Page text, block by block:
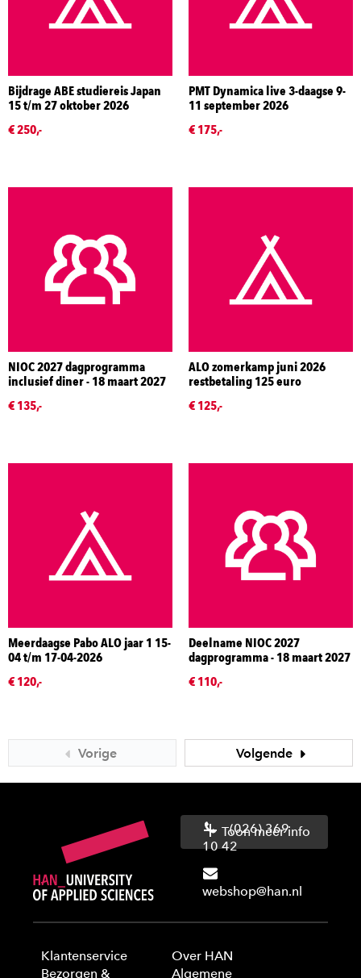
Bijdrage ABE studiereis Japan
15 t/m 27 oktober 2026
€ 250,-
PMT Dynamica live 3-daagse 9-
11 september 2026
€ 175,-
NIOC 2027 dagprogramma
inclusief diner - 18 maart 2027
€ 135,-
ALO zomerkamp juni 2026
restbetaling 125 euro
€ 125,-
Meerdaagse Pabo ALO jaar 1 15-
04 t/m 17-04-2026
€ 120,-
Deelname NIOC 2027
dagprogramma - 18 maart 2027
€ 110,-
Vorige Volgende
(026) 369
10 42
webshop@han.nl
Toon meer info
Klantenservice
Bezorgen &
Over HAN
Algemene